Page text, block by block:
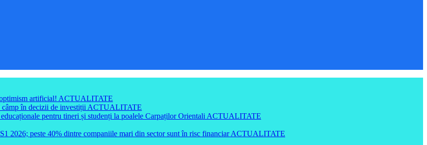
artificial! ACTUALITATE
în decizii de investiții ACTUALITATE
pentru tineri și studenți la poalele Carpaților Orientali ACTUALITATE
2026; peste 40% dintre companiile mari din sector sunt în risc financiarACTUALITATE